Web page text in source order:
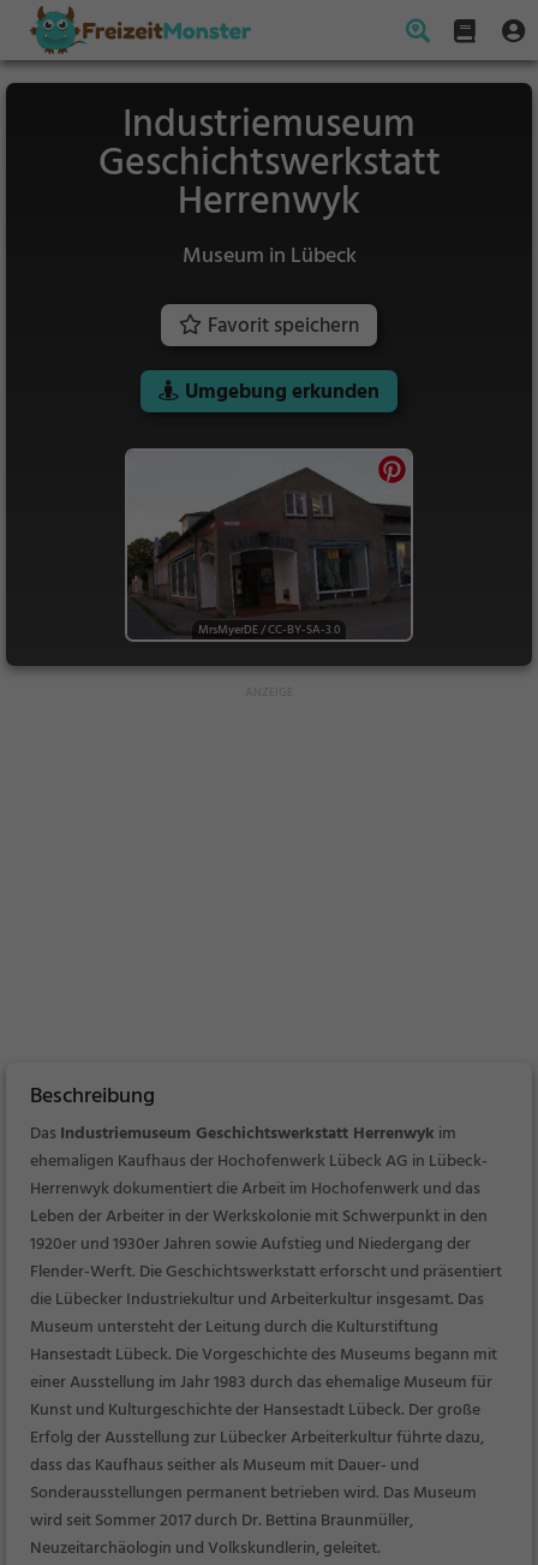
Industriemuseum
Geschichtswerkstatt
Herrenwyk
Museum in Lübeck
Favorit speichern
Umgebung erkunden
MrsMyerDE/CC-BY-SA-3.0
Beschreibung
Das Industriemuseum Geschichtswerkstatt Herrenwyk im
ehemaligen Kaufhaus der Hochofenwerk Lübeck AG in Lübeck-
Herrenwyk dokumentiert die Arbeit im Hochofenwerk und das
Leben der Arbeiter in der Werkskolonie mit Schwerpunkt in den
1920er und 1930er Jahren sowie Aufstieg und Niedergang der
Flender-Werft. Die Geschichtswerkstatt erforscht und präsentiert
die Lübecker Industriekultur und Arbeiterkultur insgesamt. Das
Museum untersteht der Leitung durch die Kulturstiftung
Hansestadt Lübeck. Die Vorgeschichte des Museums begann mit
einer Ausstellung im Jahr 1983 durch das ehemalige Museum für
Kunst und Kulturgeschichte der Hansestadt Lübeck. Der große
Erfolg der Ausstellung zur Lübecker Arbeiterkultur führte dazu,
dass das Kaufhaus seither als Museum mit Dauer- und
Sonderausstellungen permanent betrieben wird. Das Museum
wird seit Sommer 2017 durch Dr. Bettina Braunmüller,
Neuzeitarchäologin und Volkskundlerin, geleitet.